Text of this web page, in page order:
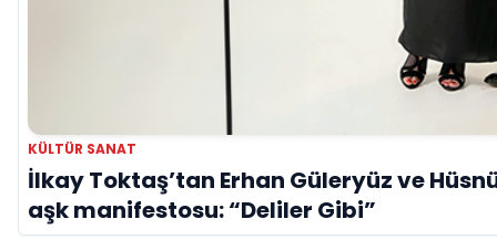
KÜLTÜR SANAT
İlkay Toktaş’tan Erhan Güleryüz ve
aşk manifestosu: “Deliler Gibi”